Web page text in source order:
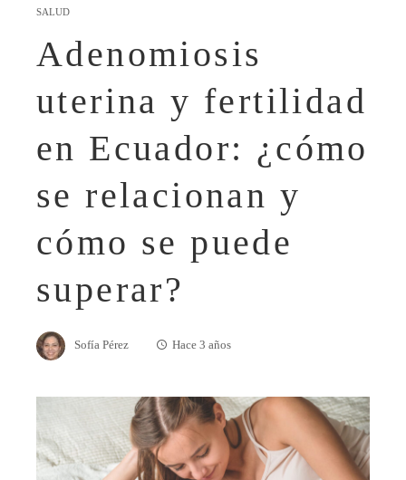
SALUD
Adenomiosis
uterina y fertilidad
en Ecuador: ¿cómo
se relacionan y
cómo se puede
superar?
Sofía Pérez Hace 3 años